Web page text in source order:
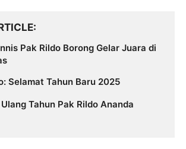
Pak Rildo Borong Gelar Juara di
Selamat Tahun Baru 2025
Tahun Pak Rildo Ananda